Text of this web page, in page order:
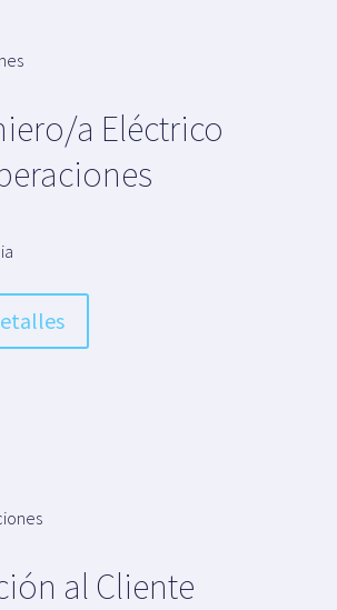
a Eléctrico
al Cliente